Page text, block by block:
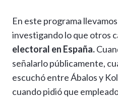
En este programa
investigando lo que otros
electoral en España.
señalarlo públicamente,
escuchó entre Ábalos y
cuando pidió que